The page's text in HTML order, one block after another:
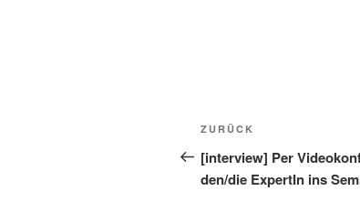
Vorheriger
Beitrag
ZURÜCK
[interview] Per
den/die ExpertIn ins